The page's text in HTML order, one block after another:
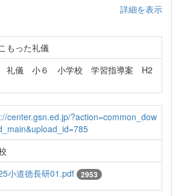
詳細を表示
もった礼儀
礼儀 小６ 小学校 学習指導案 H2
center.gsn.ed.jp/?action=common_dow
小道徳長研01.pdf 2953